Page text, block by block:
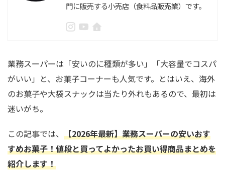
門に販売する小売店（食料品販売業）です。
業務スーパーは「安いのに種類が多い」「大容量でコスパ
がいい」と、お菓子コーナーも人気です。とはいえ、海外
のお菓子や大袋スナックは当たり外れもあるので、最初は
迷いがち。
この記事では、 【2026年最新】業務スーパーの安いおす
すめお菓子！値段と買ってよかったお買い得商品まとめを
紹介します！